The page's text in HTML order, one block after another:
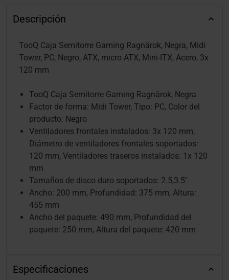
Descripción
TooQ Caja Semitorre Gaming Ragnärok, Negra, Midi
Tower, PC, Negro, ATX, micro ATX, Mini-ITX, Acero, 3x
120 mm
TooQ Caja Semitorre Gaming Ragnärok, Negra
Factor de forma: Midi Tower, Tipo: PC, Color del
producto: Negro
Ventiladores frontales instalados: 3x 120 mm,
Diámetro de ventiladores frontales soportados:
120 mm, Ventiladores traseros instalados: 1x 120
mm
Tamaños de disco duro soportados: 2.5,3.5"
Ancho: 200 mm, Profundidad: 375 mm, Altura:
455 mm
Ancho del paquete: 490 mm, Profundidad del
paquete: 250 mm, Altura del paquete: 420 mm
Especificaciones